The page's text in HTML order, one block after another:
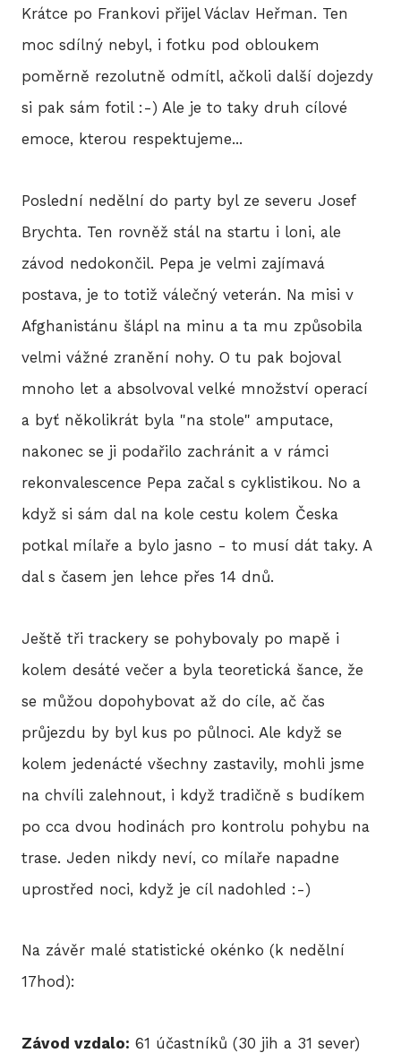
Krátce po Frankovi přijel Václav Heřman. Ten
moc sdílný nebyl, i fotku pod obloukem
poměrně rezolutně odmítl, ačkoli další dojezdy
si pak sám fotil :-) Ale je to taky druh cílové
emoce, kterou respektujeme...
Poslední nedělní do party byl ze severu Josef
Brychta. Ten rovněž stál na startu i loni, ale
závod nedokončil. Pepa je velmi zajímavá
postava, je to totiž válečný veterán. Na misi v
Afghanistánu šlápl na minu a ta mu způsobila
velmi vážné zranění nohy. O tu pak bojoval
mnoho let a absolvoval velké množství operací
a byť několikrát byla "na stole" amputace,
nakonec se ji podařilo zachránit a v rámci
rekonvalescence Pepa začal s cyklistikou. No a
když si sám dal na kole cestu kolem Česka
potkal mílaře a bylo jasno - to musí dát taky. A
dal s časem jen lehce přes 14 dnů.
Ještě tři trackery se pohybovaly po mapě i
kolem desáté večer a byla teoretická šance, že
se můžou dopohybovat až do cíle, ač čas
průjezdu by byl kus po půlnoci. Ale když se
kolem jedenácté všechny zastavily, mohli jsme
na chvíli zalehnout, i když tradičně s budíkem
po cca dvou hodinách pro kontrolu pohybu na
trase. Jeden nikdy neví, co mílaře napadne
uprostřed noci, když je cíl nadohled :-)
Na závěr malé statistické okénko (k nedělní
17hod):
Závod vzdalo: 61 účastníků (30 jih a 31 sever)